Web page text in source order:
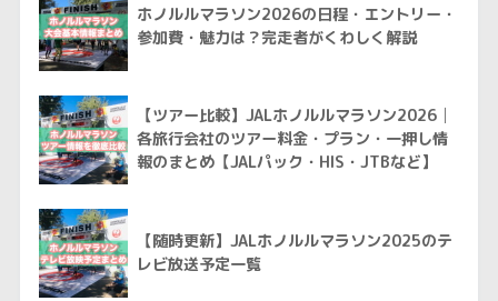
ホノルルマラソン2026の日程・エントリー・
参加費・魅力は？完走者がくわしく解説
【ツアー比較】JALホノルルマラソン2026│
各旅行会社のツアー料金・プラン・一押し情
報のまとめ【JALパック・HIS・JTBなど】
【随時更新】JALホノルルマラソン2025のテ
レビ放送予定一覧